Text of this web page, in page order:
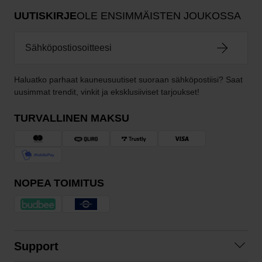
UUTISKIRJEOLE ENSIMMÄISTEN JOUKOSSA
Haluatko parhaat kauneusuutiset suoraan sähköpostiisi? Saat
uusimmat trendit, vinkit ja eksklusiiviset tarjoukset!
TURVALLINEN MAKSU
NOPEA TOIMITUS
Support